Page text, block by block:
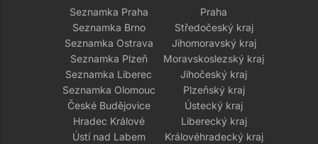
Seznamka Praha
Seznamka Brno
Seznamka Ostrava
Seznamka Plzeň
Seznamka Liberec
Seznamka Olomouc
České Budějovice
Hradec Králové
Ústí nad Labem
Praha
Středočeský kraj
Jihomoravský kraj
Moravskoslezský kraj
Jihočeský kraj
Plzeňský kraj
Ústecký kraj
Liberecký kraj
Královéhradecký kraj